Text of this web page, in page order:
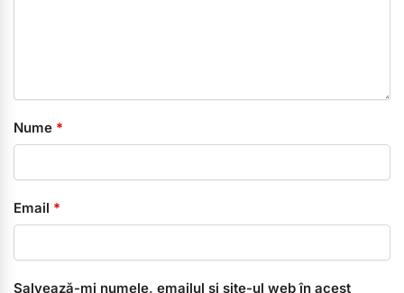
Nume *
Email *
Salvează-mi numele, emailul și site-ul web în acest